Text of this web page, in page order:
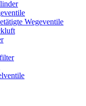
Wegeventile